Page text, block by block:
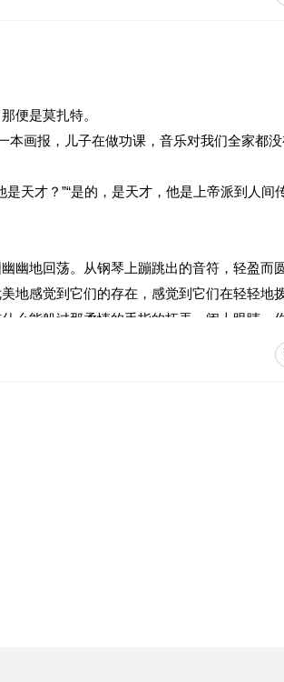
便是莫扎特。
画报，儿子在做功课，音乐对我们全家都
天才？”“是的，是天才，他是上帝派到人间
幽地回荡。从钢琴上蹦跳出的音符，轻盈而
地感觉到它们的存在，感觉到它们在轻轻地
么能躲过那柔情的手指的抚弄。闭上眼睛，
叶上，终于在一朵金黄色的小花上停下来，
。他坐在花园里，身边有很大的喷泉，喷
都在我们小小的家中回荡……有莫扎特的音
风雪中，他被不认识的人埋葬在谁也不知